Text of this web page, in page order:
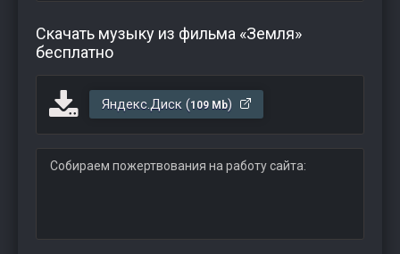
Скачать музыку из фильма «Земля»
бесплатно
Яндекс.Диск (109 Mb)
Собираем пожертвования на работу сайта: